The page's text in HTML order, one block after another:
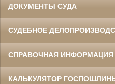
ДОКУМЕНТЫ СУДА
СУДЕБНОЕ
СПРАВОЧНАЯ ИНФОРМАЦИЯ
КАЛЬКУЛЯТОР